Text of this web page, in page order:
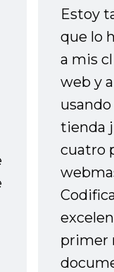
Estoy
que lo
a mis
web y
tienda
cuatro
primer